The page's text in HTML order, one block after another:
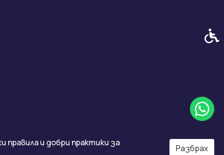
правила и добри практики за
Разбрах